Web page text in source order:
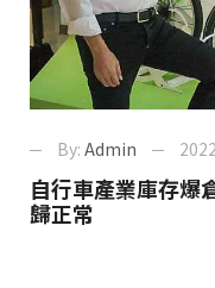
By: Admin
自行車產業庫存爆
歸正常